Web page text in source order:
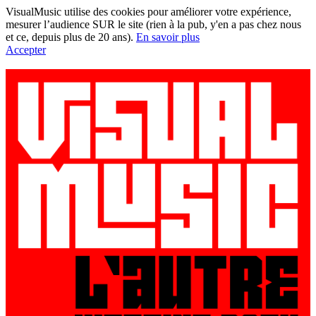
VisualMusic utilise des cookies pour améliorer votre expérience,
mesurer l’audience SUR le site (rien à la pub, y'en a pas chez nous
et ce, depuis plus de 20 ans). En savoir plus
Accepter